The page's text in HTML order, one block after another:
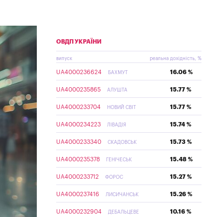
ОВДП УКРАЇНИ
випуск реальна дохідність, %
UA4000236624 БАХМУТ 16.06 %
UA4000235865 АЛУШТА 15.77 %
UA4000233704 НОВИЙ СВІТ 15.77 %
UA4000234223 ЛІВАДІЯ 15.74 %
UA4000233340 СКАДОВСЬК 15.73 %
UA4000235378 ГЕНІЧЕСЬК 15.48 %
UA4000233712 ФОРОС 15.27 %
UA4000237416 ЛИСИЧАНСЬК 15.26 %
UA4000232904 ДЕБАЛЬЦЕВЕ 10.16 %